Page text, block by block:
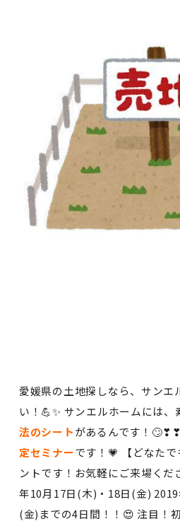
愛媛県の土地探しなら、サンエ
い！💪✨ サンエルホームには
法のシートがあるんです！
定セミナーです！💗 【どなた
ントです！お気軽にご来場く
年10月17日(木)・18日(金)
(金)までの4日間！！😍 注目！